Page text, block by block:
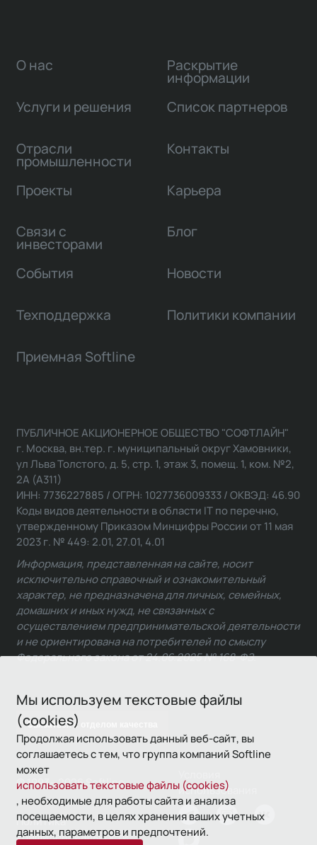
Мы используем текстовые файлы
(cookies)
Продолжая использовать данный веб-сайт, вы
соглашаетесь с тем, что группа компаний Softline
может
использовать текстовые файлы (cookies)
, необходимые для работы сайта и анализа
посещаемости, в целях хранения ваших учетных
данных, параметров и предпочтений.
О нас
Услуги и решения
Отрасли
промышленности
Проекты
Связи с
инвесторами
Раскрытие
информации
Список партнеров
Контакты
Карьера
Блог
События Новости
Техподдержка Политики компании
Приемная Softline
Связаться с отделом качества
ПУБЛИЧНОЕ АКЦИОНЕРНОЕ ОБЩЕСТВО "СОФТЛАЙН"
г. Москва, вн.тер. г. муниципальный округ Хамовники,
ул Льва Толстого, д. 5, стр. 1, этаж 3, помещ. 1, ком. №2,
2А (А311)
ИНН: 7736227885 / ОГРН: 1027736009333 / ОКВЭД: 46.90
Коды видов деятельности в области IT по перечню,
утвержденному Приказом Минцифры России от 11 мая
2023 г. № 449: 2.01, 27.01, 4.01
Информация, представленная на сайте, носит
исключительно справочный и ознакомительный
характер, не предназначена для личных, семейных,
домашних и иных нужд, не связанных с
осуществлением предпринимательской деятельности
и не ориентирована на потребителей по смыслу
Федерального закона от 24.06.2025 № 168-ФЗ.
© 1993—2026 Softline
использования
Политика
конфиденциальности